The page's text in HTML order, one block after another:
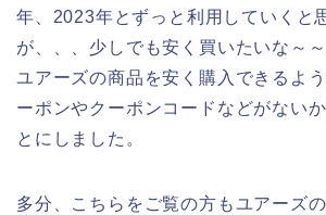
年、2023年とずっと利用していくと
が、、、少しでも安く買いたいな～
ユアーズの商品を安く購入できるよ
ーポンやクーポンコードなどがない
とにしました。
多分、こちらをご覧の方もユアーズ